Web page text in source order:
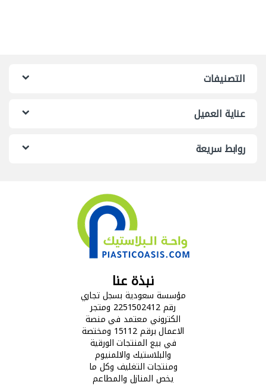
التصنيفات
عناية العميل
روابط سريعة
نبذة عنا
مؤسسة سعودية بسجل تجاري
رقم 2251502412 ومتجر
الكتروني معتمد في منصة
الاعمال برقم 15112 ومختصة
في بيع المنتجات الورقية
والبلاستيك والالمنيوم
ومنتجات التغليف وكل ما
يخص المنازل والمطاعم